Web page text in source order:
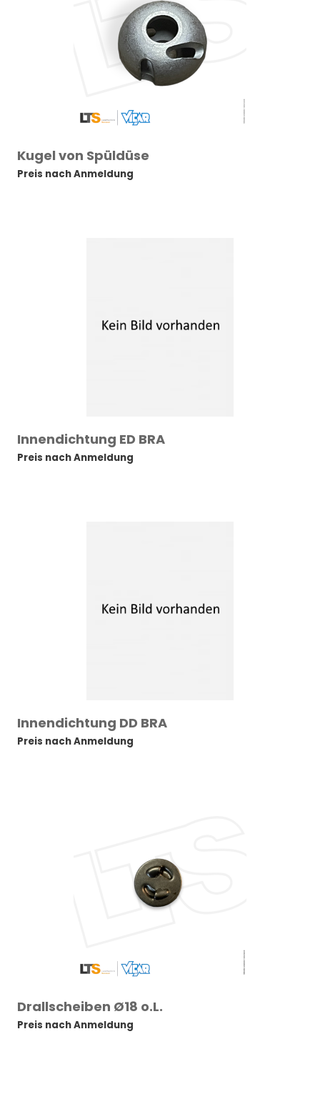
Kugel von Spüldüse
Preis nach Anmeldung
Innendichtung ED BRA
Preis nach Anmeldung
Innendichtung DD BRA
Preis nach Anmeldung
Drallscheiben Ø18 o.L.
Preis nach Anmeldung